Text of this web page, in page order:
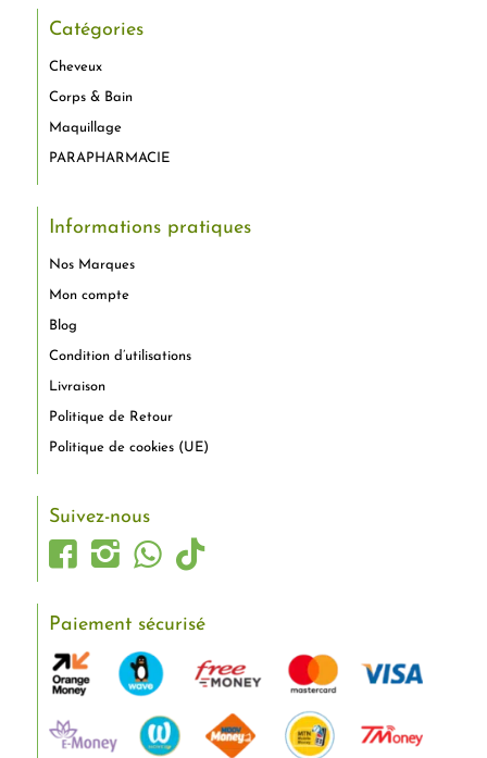
Catégories
Cheveux
Corps & Bain
Maquillage
PARAPHARMACIE
Informations pratiques
Nos Marques
Mon compte
Blog
Condition d’utilisations
Livraison
Politique de Retour
Politique de cookies (UE)
Suivez-nous
Paiement sécurisé